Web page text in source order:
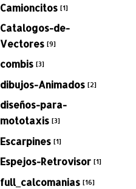
Camioncitos [1]
Catalogos-de-
Vectores [9]
combis [3]
dibujos-Animados [2]
diseños-para-
mototaxis [3]
Escarpines [1]
Espejos-Retrovisor [1]
full_calcomanias [16]